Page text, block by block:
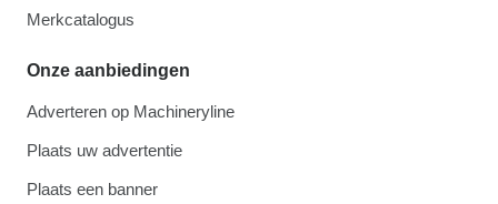
Merkcatalogus
Onze aanbiedingen
Adverteren op Machineryline
Plaats uw advertentie
Plaats een banner